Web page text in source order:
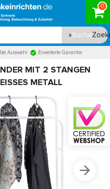
0
Suche
Auswahl Erweiterte Garantie
MIT 2 STANGEN
METALL